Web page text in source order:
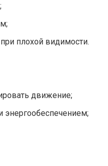
плохой видимости.
движение;
энергообеспечением;